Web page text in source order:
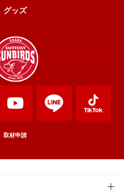
グッズ
取材申請